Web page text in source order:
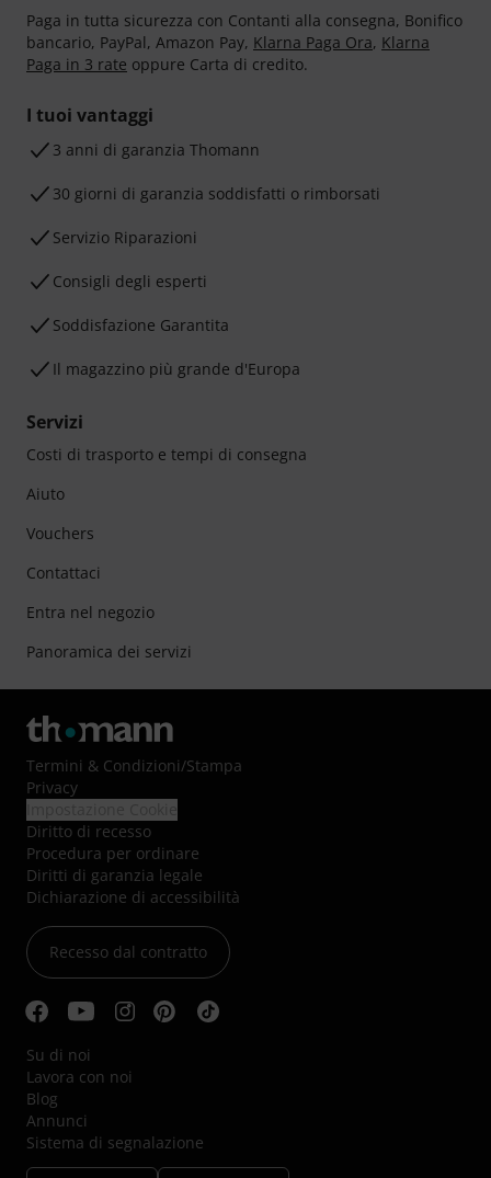
Paga in tutta sicurezza con Contanti alla consegna, Bonifico
bancario, PayPal, Amazon Pay, Klarna Paga Ora, Klarna
Paga in 3 rate oppure Carta di credito.
I tuoi vantaggi
3 anni di garanzia Thomann
30 giorni di garanzia soddisfatti o rimborsati
Servizio Riparazioni
Consigli degli esperti
Soddisfazione Garantita
Il magazzino più grande d'Europa
Servizi
Costi di trasporto e tempi di consegna
Aiuto
Vouchers
Contattaci
Entra nel negozio
Panoramica dei servizi
Termini & Condizioni/Stampa
Privacy
Diritto di recesso
Procedura per ordinare
Diritti di garanzia legale
Dichiarazione di accessibilità
Recesso dal contratto
Su di noi
Lavora con noi
Blog
Annunci
Sistema di segnalazione